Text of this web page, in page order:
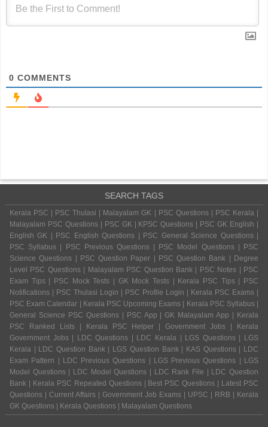
0 COMMENTS
SEARCH TAGS
Kerala PSC | PSC Thulasi | Malayalam GK | PSC Questions | PSC Kerala |
Malayalam PSC Questions | PSC GK | KPSC Questions | PSC GK English |
English GK | PSC English Questions | PSC General Science Questions |
PSC Syllabus | PSC Previous Questions | PSC Model Questions | PSC
Science Questions | PSC Question Paper | PSC Question Bank | Degree
Level PSC Questions | Malayalam PSC Question Bank | PSC Notes | PSC
Exam Tips | PSC Mock Tests | GK Mock Tests | Kerala PSC Tips | PSC
Notifications | PSC Thulasi Login | PSC Profile Login | Kerala PSC Exams |
PSC Exam Calendar | Kerala PSC Upcoming Exams | Kerala PSC Syllabus |
General Science PSC Questions | PSC App | GK Malayalam App | Kerala
PSC Ranked Lists | Kerala PSC Helper | Government Jobs | Kerala
Government Jobs | LDC Questions | LDC Kerala | LGS Questions | LGS
Kerala | LDC Question Bank | LGS Question Bank | KAS Questions | LDC
Exam Pattern | LDC Previous Questions | LGS Previous Questions | LGS
Model Questions | LDC Model Questions | LDC Rank File | LDC Question
Bank | Kerala PSC Repeated Questions | Best PSC Questions | Latest PSC
Questions | Current Affairs | Government Job Exams | UPSC | RRB | Kerala
GK Questions | Kerala Questions | Malayalam Questions